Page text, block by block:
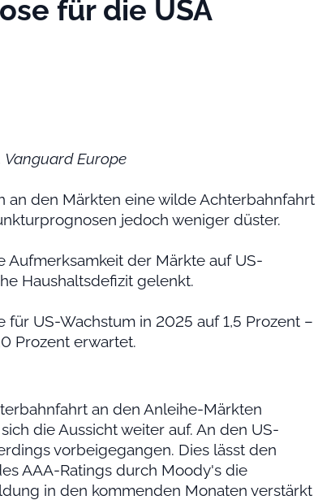
für die USA
Vanguard Europe
an den Märkten eine wilde Achterbahnfahrt
jedoch weniger düster.
Aufmerksamkeit der Märkte auf US-
Haushaltsdefizit gelenkt.
US-Wachstum in 2025 auf 1,5 Prozent –
Prozent erwartet.
an den Anleihe-Märkten
die Aussicht weiter auf. An den US-
vorbeigegangen. Dies lässt den
AAA-Ratings durch Moody's die
in den kommenden Monaten verstärkt